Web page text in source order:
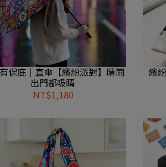
保庇｜直傘【繽紛派對】晴雨
出門都吸睛
NT$1,180
繽